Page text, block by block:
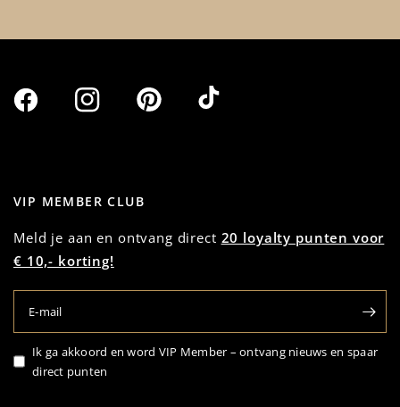
VIP MEMBER CLUB
Meld je aan en ontvang direct 20 loyalty punten voor
€ 10,- korting!
E‑mail
Ik ga akkoord en word VIP Member – ontvang nieuws en spaar
direct punten